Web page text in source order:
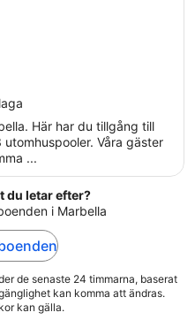
Här har du tillgång till
Våra gäster
...
du letar efter?
i Marbella
de senaste 24 timmarna, baserat
kan komma att ändras.
kan gälla.